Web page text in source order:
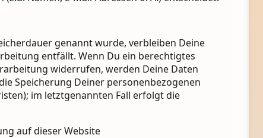
genannt wurde, verbleiben Deine
entfällt. Wenn Du ein berechtigtes
widerrufen, werden Deine Daten
Speicherung Deiner personenbezogenen
im letztgenannten Fall erfolgt die
auf dieser Website